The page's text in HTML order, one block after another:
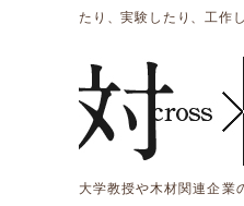
たり、実験したり、工作
大学教授や木材関連企業